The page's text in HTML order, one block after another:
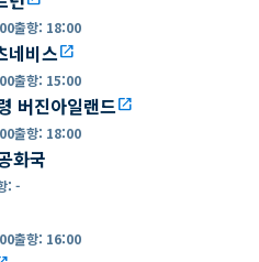
출항: 18:00
네비스open_in_new
출항: 15:00
버진아일랜드open_in_new
출항: 18:00
화국
: -
출항: 16:00